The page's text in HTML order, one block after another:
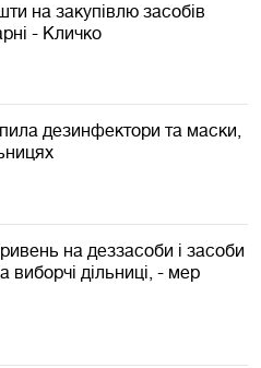
на закупівлю засобів
- Кличко
дезинфектори та маски,
на деззасоби і засоби
виборчі дільниці, - мер